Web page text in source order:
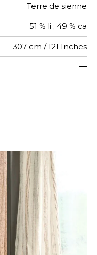
Terre de sienne
51 % li ; 49 % ca
307 cm / 121 Inches
<3%
Raccord libre
De haut
125
aw - 0.15
Italie
14 cm / 6 Inches